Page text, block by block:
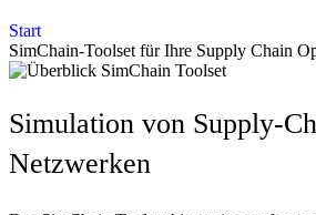
Start
SimChain-Toolset für Ihre Supply Chain
Simulation von Supply-
Netzwerken